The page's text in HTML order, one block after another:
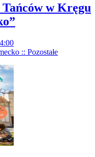
w Kręgu
:: Pozostałe